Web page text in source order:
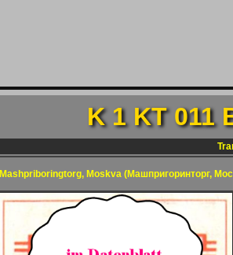
K 1 KT 011
Mashpriboringtorg, Moskva (Maшпpигopинтopг,